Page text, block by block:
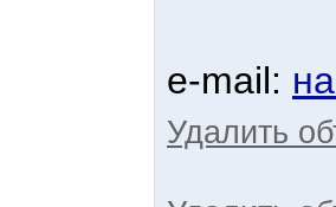
e-mail:
Удалить